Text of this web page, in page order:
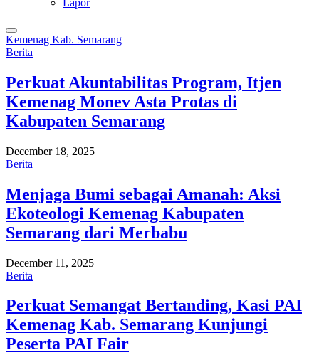
Kemenag Kab. Semarang
Berita
Perkuat Akuntabilitas Program, Itjen
Kemenag Monev Asta Protas di
Kabupaten Semarang
December 18, 2025
Berita
Menjaga Bumi sebagai Amanah: Aksi
Ekoteologi Kemenag Kabupaten
Semarang dari Merbabu
December 11, 2025
Berita
Perkuat Semangat Bertanding, Kasi PAI
Kemenag Kab. Semarang Kunjungi
Peserta PAI Fair